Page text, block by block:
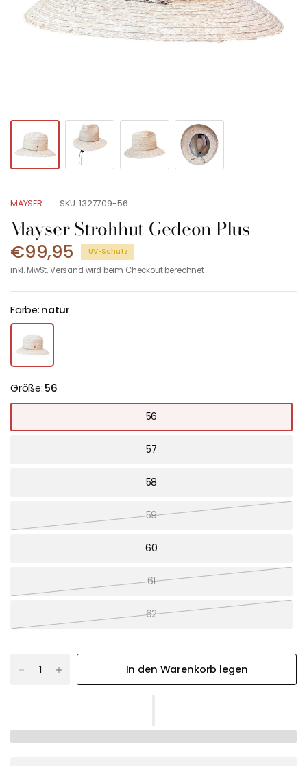
MAYSER SKU: 1327709-56
Mayser Strohhut Gedeon Plus
€99,95 UV-Schutz
inkl. MwSt.Versand wird beim Checkout berechnet
Farbe: natur
Größe: 56
56
57
58
59
60
61
62
In den Warenkorb legen